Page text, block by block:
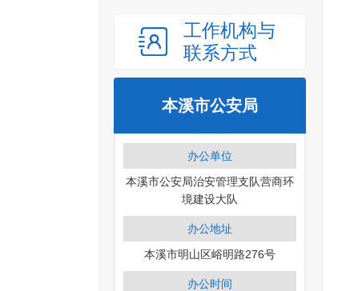
工作机构与
联系方式
本溪市公安局
办公单位
本溪市公安局治安管理支队营商环
境建设大队
办公地址
本溪市明山区峪明路276号
办公时间